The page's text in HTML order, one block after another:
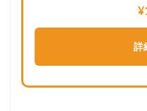
詳